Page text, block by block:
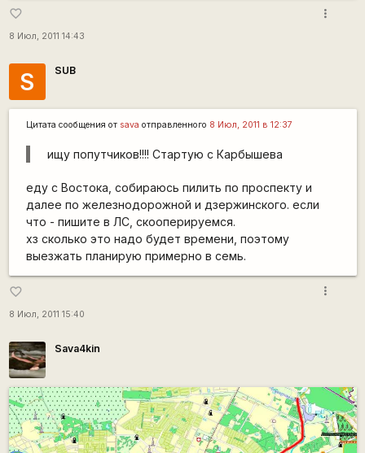
favorite_border
8 Июл, 2011 14:43
more_vert
S SUB
Цитата сообщения от sava отправленного 8 Июл, 2011 в 12:37
ищу попутчиков!!!! Стартую с Карбышева
еду с Востока, собираюсь пилить по проспекту и
далее по железнодорожной и дзержинского. если
что - пишите в ЛС, скооперируемся.
хз сколько это надо будет времени, поэтому
выезжать планирую примерно в семь.
favorite_border
8 Июл, 2011 15:40
more_vert
Sava4kin